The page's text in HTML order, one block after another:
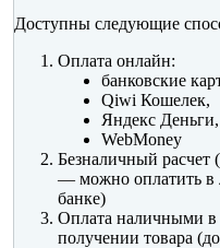
Доступны следующие
Оплата онлайн:
банковские
Qiwi Кошелек,
Яндекс Деньги,
WebMoney
Безналичный расчет
— можно оплатить в
банке)
Оплата наличными в
получении товара